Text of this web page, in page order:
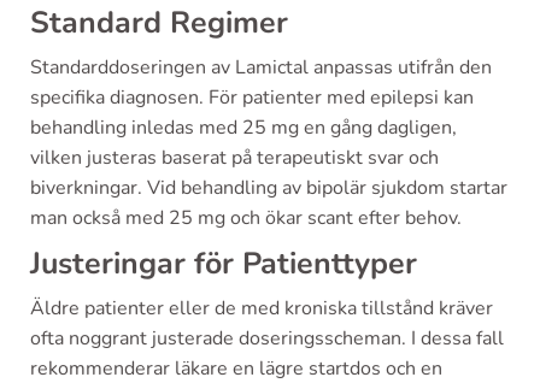
Standard Regimer
Standarddoseringen av Lamictal anpassas utifrån den
specifika diagnosen. För patienter med epilepsi kan
behandling inledas med 25 mg en gång dagligen,
vilken justeras baserat på terapeutiskt svar och
biverkningar. Vid behandling av bipolär sjukdom startar
man också med 25 mg och ökar scant efter behov.
Justeringar för Patienttyper
Äldre patienter eller de med kroniska tillstånd kräver
ofta noggrant justerade doseringsscheman. I dessa fall
rekommenderar läkare en lägre startdos och en